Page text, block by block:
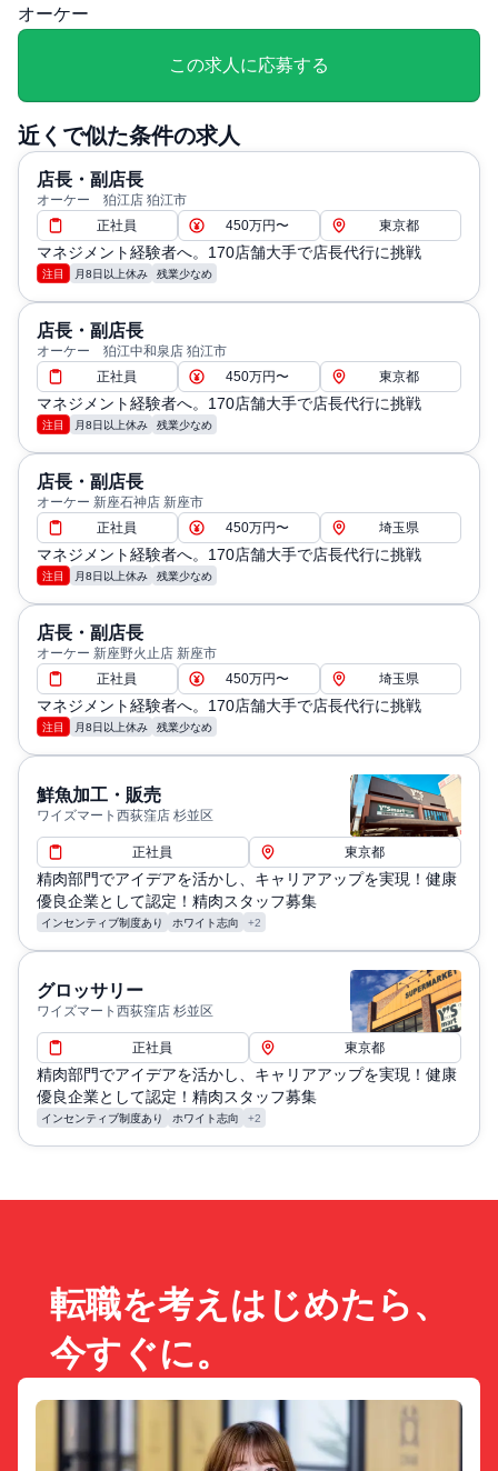
時間勤務制度：有（小学校卒業まで利用可能） ■休日：
4週8休、その他休暇：年始休暇1/1～1/3(公休扱い)、年次
退職・定年に関する補足: 定年60歳まで ※65歳まで再雇用
あり
給与・残業に関する補足: 年間賞与回数：年4回 ／ 月間残
業時間分は全額支給、年収幅：サブチーフ : 350～500万
／チーフ:400万～700万円 ※評価によって異なります。
通勤・住居に関する補足: 交通費：会社規定により支給
オーケー
この求人に応募する
近くで似た条件の求人
店長・副店長
オーケー 狛江店 狛江市
正社員
450万円〜 東京都
マネジメント経験者へ。170店舗大手で店長代行に挑戦
注目 月8日以上休み 残業少なめ
店長・副店長
オーケー 狛江中和泉店 狛江市
正社員
450万円〜 東京都
マネジメント経験者へ。170店舗大手で店長代行に挑戦
注目 月8日以上休み 残業少なめ
店長・副店長
オーケー 新座石神店 新座市
正社員
450万円〜 埼玉県
マネジメント経験者へ。170店舗大手で店長代行に挑戦
注目 月8日以上休み 残業少なめ
店長・副店長
オーケー 新座野火止店 新座市
正社員
450万円〜 埼玉県
マネジメント経験者へ。170店舗大手で店長代行に挑戦
注目 月8日以上休み 残業少なめ
鮮魚加工・販売
ワイズマート西荻窪店 杉並区
正社員 東京都
精肉部門でアイデアを活かし、キャリアアップを実現！健康
優良企業として認定！精肉スタッフ募集
インセンティブ制度あり ホワイト志向 +2
グロッサリー
ワイズマート西荻窪店 杉並区
正社員 東京都
精肉部門でアイデアを活かし、キャリアアップを実現！健康
優良企業として認定！精肉スタッフ募集
インセンティブ制度あり ホワイト志向 +2
転職を考えはじめたら、
今すぐに。